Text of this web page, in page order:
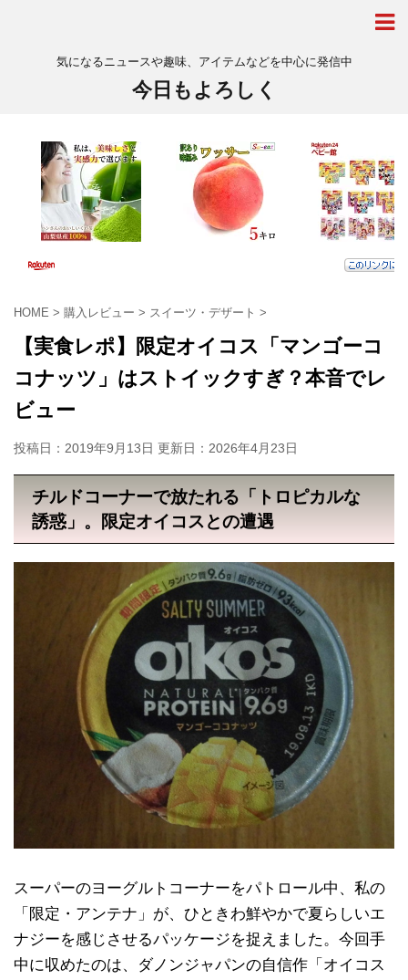
気になるニュースや趣味、アイテムなどを中心に発信中
今日もよろしく
HOME > 購入レビュー > スイーツ・デザート >
【実食レポ】限定オイコス「マンゴーコ
コナッツ」はストイックすぎ？本音でレ
ビュー
投稿日：2019年9月13日 更新日： 2026年4月23日
チルドコーナーで放たれる「トロピカルな
誘惑」。限定オイコスとの遭遇
スーパーのヨーグルトコーナーをパトロール中、私の
「限定・アンテナ」が、ひときわ鮮やかで夏らしいエ
ナジーを感じさせるパッケージを捉えました。今回手
中に収めたのは、ダノンジャパンの自信作「オイコス